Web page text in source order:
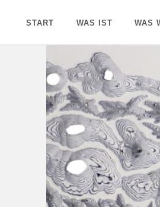
START WAS IST WAS